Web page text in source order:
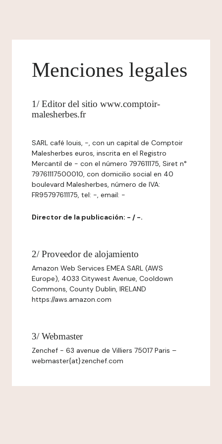
Menciones legales
1/ Editor del sitio www.comptoir-
malesherbes.fr
SARL café louis, -, con un capital de Comptoir
Malesherbes euros, inscrita en el Registro
Mercantil de - con el número 797611175, Siret n°
79761117500010, con domicilio social en 40
boulevard Malesherbes, número de IVA:
FR95797611175, tel: -, email: -
Director de la publicación: - / -.
2/ Proveedor de alojamiento
Amazon Web Services EMEA SARL (AWS
Europe), 4033 Citywest Avenue, Cooldown
Commons, County Dublin, IRELAND
https://aws.amazon.com
3/ Webmaster
Zenchef - 63 avenue de Villiers 75017 Paris –
webmaster{at}zenchef.com